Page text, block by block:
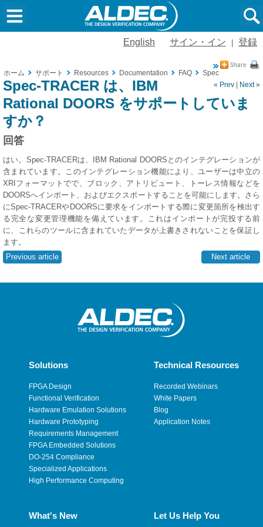
English サイン・イン 登録
ホーム サポート Resources Documentation FAQ
Spec-TRACER は
« Prev
Next »
Spec-TRACER は、IBM
Rational DOORS をサポートしていま
すか？
回答
はい。Spec-TRACERは、IBM Rational DOORSとのインテグレーションが
含まれています。このインテグレーション機能により、ユーザーは中立の
XRIフォーマットでで、ブロック、アトリビュート、トーレス情報などを
DOORSへインポート、およびエクスポートすることを可能にします。さら
にSpec-TRACERやDOORSに要求をインポートする際に変更箇所を検出す
る完全な変更管理機能を備えています。これはインポートが完投する前
に、これらのツールに含まれていたデータが上書きされないことを保証し
ます。
Previous article
Next article
Solutions
FPGA Design
Functional Verification
Hardware Emulation Solutions
Hardware Prototyping
Requirements Management
FPGA Embedded Solutions
DO-254 Compliance
Specialized Applications
High Performance Computing
Technical Resources
Recorded Webinars
White Papers
Blog
Application Notes
What's New Let Us Help You